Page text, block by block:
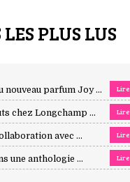
PLUS LUS
nouveau parfum Joy ... Lire
chez Longchamp ... Lire
avec ... Lire
une anthologie ... Lire